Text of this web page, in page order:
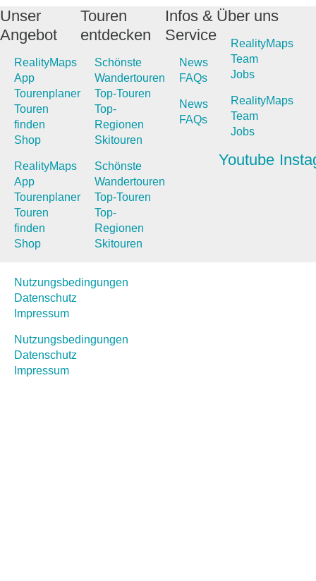
Unser
Angebot
RealityMaps
App
Tourenplaner
Touren
finden
Shop
RealityMaps
App
Tourenplaner
Touren
finden
Shop
Touren
entdecken
Schönste
Wandertouren
Top-Touren
Top-
Regionen
Skitouren
Schönste
Wandertouren
Top-Touren
Top-
Regionen
Skitouren
Infos &
Service
News
FAQs
News
FAQs
Über uns
RealityMaps
Team
Jobs
RealityMaps
Team
Jobs
Youtube
Nutzungsbedingungen
Datenschutz
Impressum
Nutzungsbedingungen
Datenschutz
Impressum